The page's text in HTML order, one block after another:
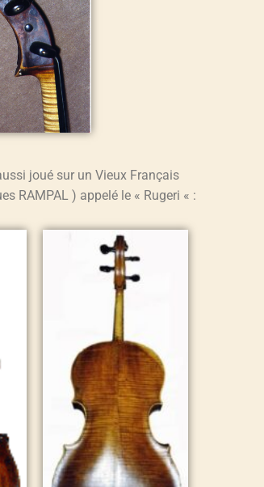
joué sur un Vieux Français
RAMPAL ) appelé le « Rugeri « :